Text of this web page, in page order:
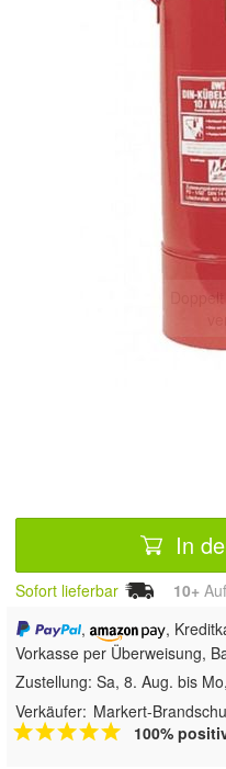
In
Sofort lieferbar 10+
,
,
Vorkasse per Überweisung,
Zustellung: Sa, 8. Aug. bis
Verkäufer: Markert-
100%